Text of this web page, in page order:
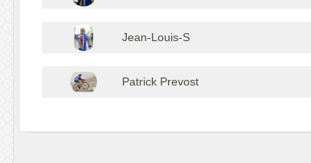
Jean-Louis-S
Patrick Prevost